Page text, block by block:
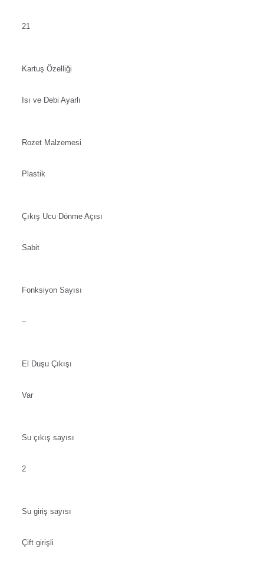
21
Kartuş Özelliği
Isı ve Debi Ayarlı
Rozet Malzemesi
Plastik
Çıkış Ucu Dönme Açısı
Sabit
Fonksiyon Sayısı
–
El Duşu Çıkışı
Var
Su çıkış sayısı
2
Su giriş sayısı
Çift girişli